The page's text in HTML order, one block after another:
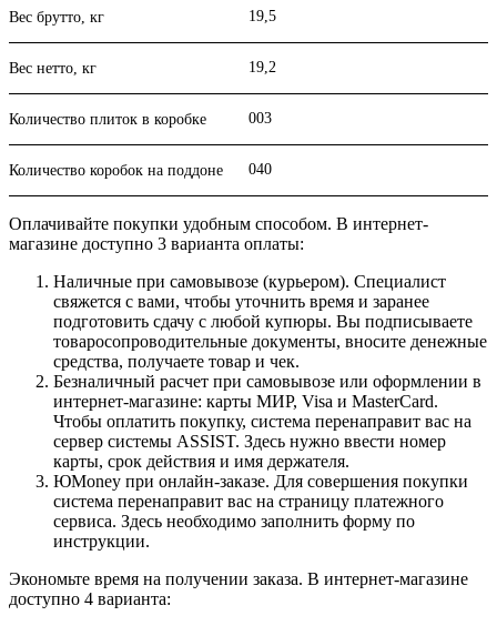
Вес брутто, кг 19,5
Вес нетто, кг 19,2
Количество плиток в коробке 003
Количество коробок на поддоне 040
Оплачивайте покупки удобным способом. В интернет-
магазине доступно 3 варианта оплаты:
Наличные при самовывозе (курьером). Специалист
свяжется с вами, чтобы уточнить время и заранее
подготовить сдачу с любой купюры. Вы подписываете
товаросопроводительные документы, вносите денежные
средства, получаете товар и чек.
Безналичный расчет при самовывозе или оформлении в
интернет-магазине: карты МИР, Visa и MasterCard.
Чтобы оплатить покупку, система перенаправит вас на
сервер системы ASSIST. Здесь нужно ввести номер
карты, срок действия и имя держателя.
ЮMoney при онлайн-заказе. Для совершения покупки
система перенаправит вас на страницу платежного
сервиса. Здесь необходимо заполнить форму по
инструкции.
Экономьте время на получении заказа. В интернет-магазине
доступно 4 варианта: